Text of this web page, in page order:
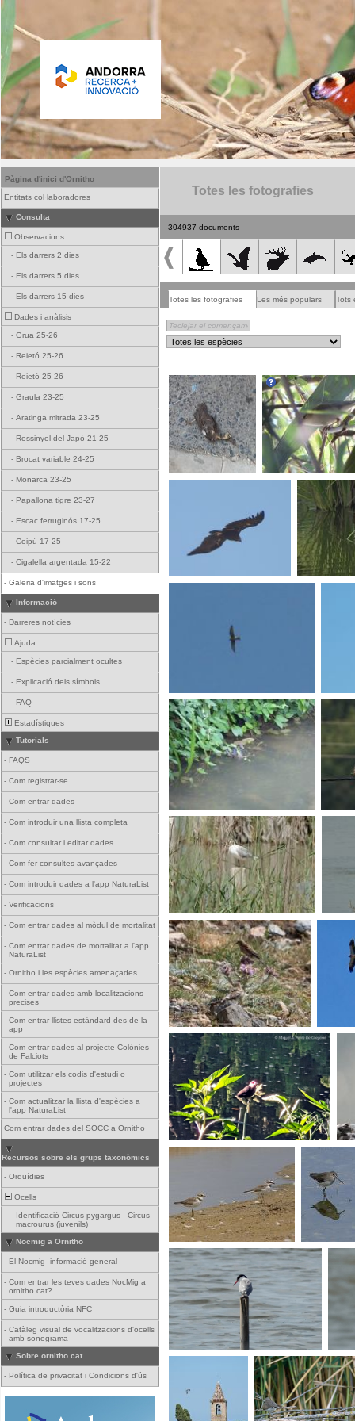
Pàgina d'inici d'Ornitho
Entitats col·laboradores
Consulta
Observacions
- Els darrers 2 dies
- Els darrers 5 dies
- Els darrers 15 dies
Dades i anàlisis
- Grua 25-26
- Reietó 25-26
- Reietó 25-26
- Graula 23-25
- Aratinga mitrada 23-25
- Rossinyol del Japó 21-25
- Brocat variable 24-25
- Monarca 23-25
- Papallona tigre 23-27
- Escac ferruginós 17-25
- Coipú 17-25
- Cigalella argentada 15-22
- Galeria d'imatges i sons
Informació
- Darreres notícies
Ajuda
- Espècies parcialment ocultes
- Explicació dels símbols
- FAQ
Estadístiques
Tutorials
- FAQS
- Com registrar-se
- Com entrar dades
- Com introduir una llista completa
- Com consultar i editar dades
- Com fer consultes avançades
- Com introduir dades a l'app NaturaList
- Verificacions
- Com entrar dades al mòdul de mortalitat
- Com entrar dades de mortalitat a l'app
NaturaList
- Ornitho i les espècies amenaçades
- Com entrar dades amb localitzacions
precises
- Com entrar llistes estàndard des de la
app
- Com entrar dades al projecte Colònies
de Falciots
- Com utilitzar els codis d'estudi o
projectes
- Com actualitzar la llista d'espècies a
l'app NaturaList
Com entrar dades del SOCC a Ornitho
Recursos sobre els grups taxonòmics
- Orquídies
Ocells
- Identificació Circus pygargus - Circus
macrourus (juvenils)
Nocmig a Ornitho
- El Nocmig- informació general
- Com entrar les teves dades NocMig a
ornitho.cat?
- Guia introductòria NFC
- Catàleg visual de vocalitzacions d'ocells
amb sonograma
Sobre ornitho.cat
- Política de privacitat i Condicions d'ús
Totes les fotografies
304937 documents
Totes les fotografies Les més populars Tots